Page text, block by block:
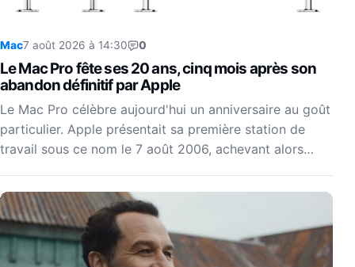
Mac7 août 2026 à 14:30 0
Le Mac Pro fête ses 20 ans, cinq mois après son
abandon définitif par Apple
Le Mac Pro célèbre aujourd'hui un anniversaire au goût
particulier. Apple présentait sa première station de
travail sous ce nom le 7 août 2006, achevant alors…